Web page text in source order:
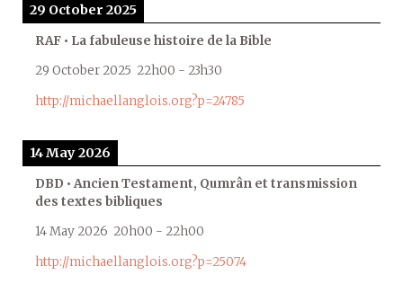
29 October 2025
RAF • La fabuleuse histoire de la Bible
29 October 2025 22h00 - 23h30
http://michaellanglois.org?p=24785
14 May 2026
DBD • Ancien Testament, Qumrân et transmission
des textes bibliques
14 May 2026 20h00 - 22h00
http://michaellanglois.org?p=25074